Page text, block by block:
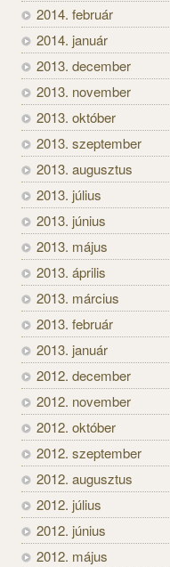
2014. február
2014. január
2013. december
2013. november
2013. október
2013. szeptember
2013. augusztus
2013. július
2013. június
2013. május
2013. április
2013. március
2013. február
2013. január
2012. december
2012. november
2012. október
2012. szeptember
2012. augusztus
2012. július
2012. június
2012. május